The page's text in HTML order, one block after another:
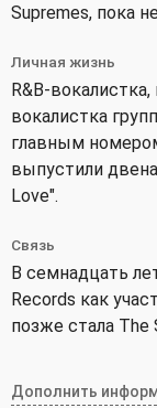
Supremes, пока
Личная жизнь
R&B-
вокалистка
главным
выпустили
Love".
Связь
В семнадцать
Records как
позже стала The
Дополнить